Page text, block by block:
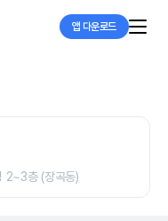
앱 다운로드
2~3층 (장곡동)